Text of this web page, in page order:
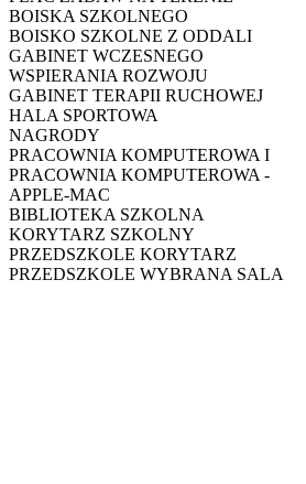
BOISKA SZKOLNEGO
BOISKO SZKOLNE Z ODDALI
GABINET WCZESNEGO
WSPIERANIA ROZWOJU
GABINET TERAPII RUCHOWEJ
HALA SPORTOWA
NAGRODY
PRACOWNIA KOMPUTEROWA I
PRACOWNIA KOMPUTEROWA -
APPLE-MAC
BIBLIOTEKA SZKOLNA
KORYTARZ SZKOLNY
PRZEDSZKOLE KORYTARZ
PRZEDSZKOLE WYBRANA SALA